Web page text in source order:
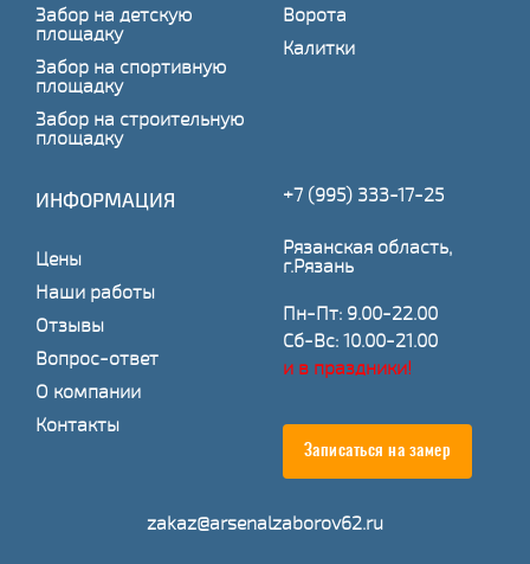
Забор на детскую
площадку
Забор на спортивную
площадку
Забор на строительную
площадку
Ворота
Калитки
ИНФОРМАЦИЯ
Цены
Наши работы
Отзывы
Вопрос-ответ
О компании
Контакты
+7 (995) 333-17-25
Рязанская область,
г.Рязань
Пн-Пт: 9.00-22.00
Сб-Вс: 10.00-21.00
и в праздники!
Записаться на замер
zakaz@arsenalzaborov62.ru